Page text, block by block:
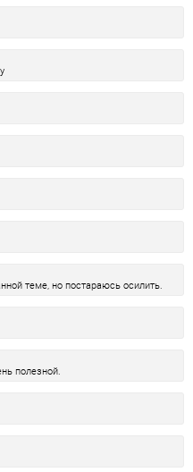
теме, но постараюсь осилить.
полезной.